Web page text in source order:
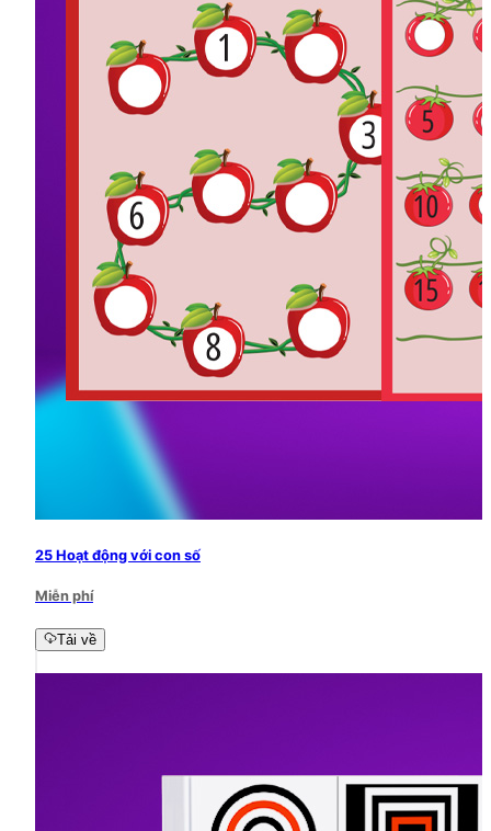
25 Hoạt động với con số
Miễn phí
Tải về